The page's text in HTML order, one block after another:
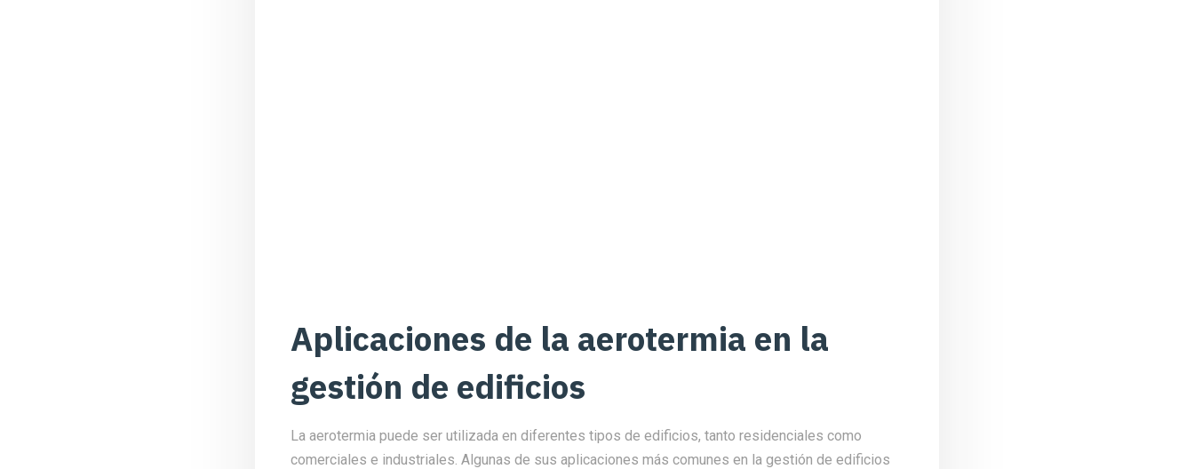
Aplicaciones de la aerotermia en la
gestión de edificios
La aerotermia puede ser utilizada en diferentes tipos de edificios, tanto residenciales como
comerciales e industriales. Algunas de sus aplicaciones más comunes en la gestión de edificios